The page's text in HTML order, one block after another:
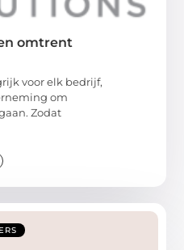
omtrent
voor elk bedrijf,
om
Zodat